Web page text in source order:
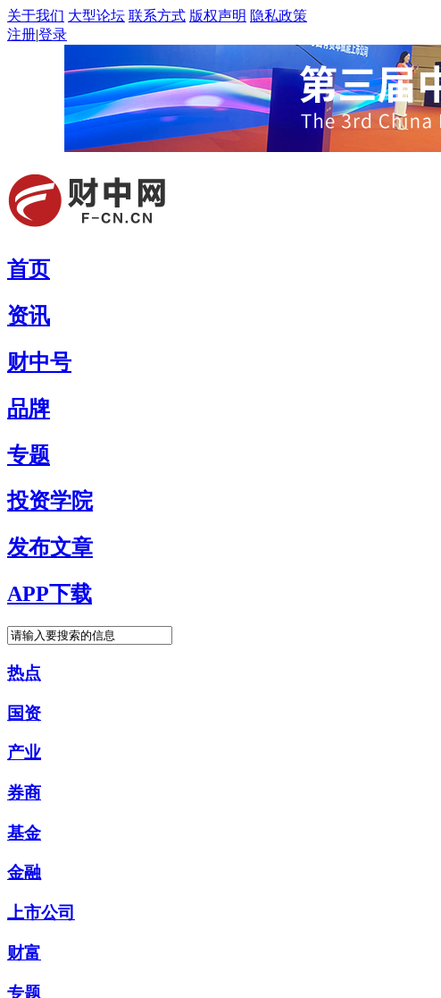
关于我们 大型论坛 联系方式 版权声明 隐私政策
注册|登录
首页
资讯
财中号
品牌
专题
投资学院
发布文章
APP下载
热点
国资
产业
券商
基金
金融
上市公司
财富
专题